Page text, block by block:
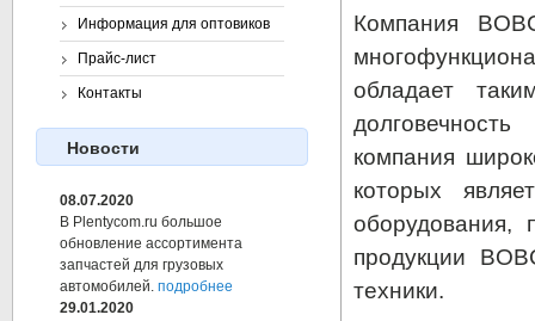
Компания
обладает
компания
которых
оборудования,
продукции
техники.
Информация для оптовиков
Прайс-лист
Контакты
Новости
08.07.2020
В Plentycom.ru большое
обновление ассортимента
запчастей для грузовых
автомобилей. подробнее
29.01.2020